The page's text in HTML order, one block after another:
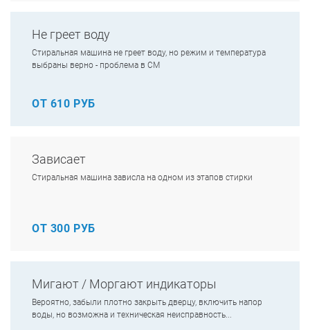
Не греет воду
Стиральная машина не греет воду, но режим и температура
выбраны верно - проблема в СМ
ОТ 610 РУБ
Зависает
Стиральная машина зависла на одном из этапов стирки
ОТ 300 РУБ
Мигают / Моргают индикаторы
Вероятно, забыли плотно закрыть дверцу, включить напор
воды, но возможна и техническая неисправность...